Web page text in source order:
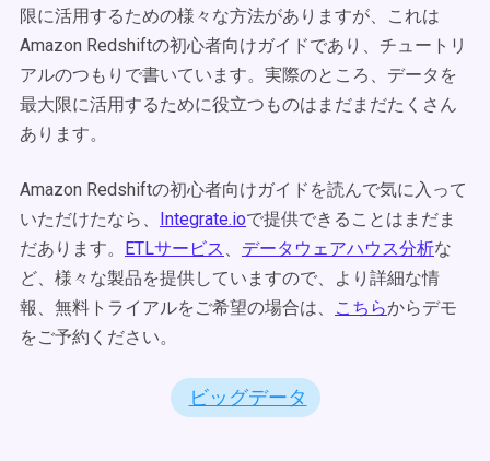
限に活用するための様々な方法がありますが、これは
Amazon Redshiftの初心者向けガイドであり、チュートリ
アルのつもりで書いています。実際のところ、データを
最大限に活用するために役立つものはまだまだたくさん
あります。
Amazon Redshiftの初心者向けガイドを読んで気に入って
いただけたなら、 Integrate.ioで提供できることはまだま
だあります。 ETLサービス 、 データウェアハウス分析な
ど、様々な製品を提供していますので、より詳細な情
報、無料トライアルをご希望の場合は、
こちらからデモ
をご予約ください。
ビッグデータ